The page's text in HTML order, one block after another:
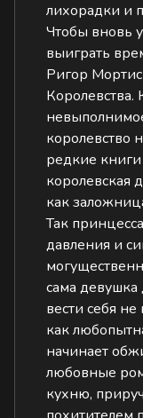
лихорадки и
Чтобы вновь
выиграть
Ригор
Королевства.
королевство
редкие
королевская
как
Так
давления и
сама девушка
вести себя
как
начинает
любовные
кухню,